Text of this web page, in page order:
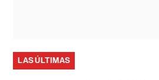
LAS ÚLTIMAS